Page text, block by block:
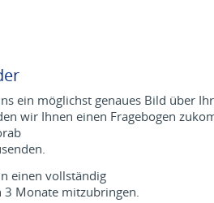
ein möglichst genaues Bild über
wir Ihnen einen Fragebogen
einen vollständig
3 Monate mitzubringen.